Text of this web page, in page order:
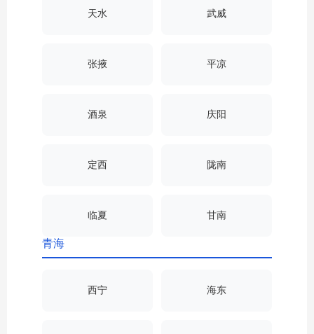
天水 武威
张掖 平凉
酒泉 庆阳
定西 陇南
临夏 甘南
青海
西宁 海东